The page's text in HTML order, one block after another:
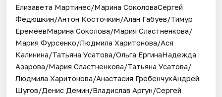
Елизавета Мартинес/Марина СоколоваСергей
Федюшкин/Антон Косточкин/Алан Габуев/Тимур
ЕремеевМарина Соколова/Мария Сластненкова/
Мария Фурсенко/Людмила Харитонова/Ася
Калинина/Татьяна Усатова/Ольга ЕргинаНадежда
Азарова/Мария Сластненкова/Татьяна Усатова/
Людмила Харитонова/Анастасия ГребенчукАндрей
Шугов/Денис Демин/Владислав Аргун/Сергей